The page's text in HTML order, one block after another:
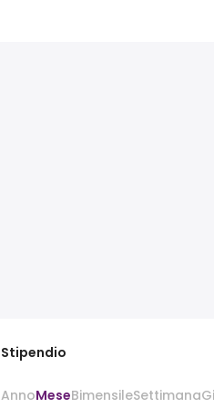
Stipendio
AnnoMeseBimensileSettimana